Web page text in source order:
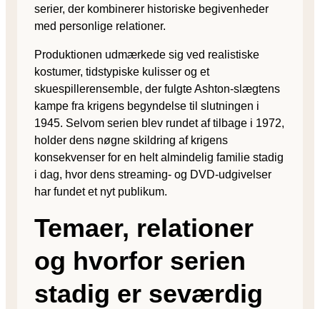
serier, der kombinerer historiske begivenheder
med personlige relationer.
Produktionen udmærkede sig ved realistiske
kostumer, tidstypiske kulisser og et
skuespillerensemble, der fulgte Ashton-slægtens
kampe fra krigens begyndelse til slutningen i
1945. Selvom serien blev rundet af tilbage i 1972,
holder dens nøgne skildring af krigens
konsekvenser for en helt almindelig familie stadig
i dag, hvor dens streaming- og DVD-udgivelser
har fundet et nyt publikum.
Temaer, relationer
og hvorfor serien
stadig er seværdig